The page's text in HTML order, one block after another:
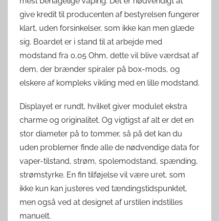
give kredit til producenten af ​​bestyrelsen fungerer
klart, uden forsinkelser, som ikke kan men glæde
sig. Boardet er i stand til at arbejde med
modstand fra 0,05 Ohm, dette vil blive værdsat af
dem, der brænder spiraler på box-mods, og
elskere af kompleks vikling med en lille modstand.
Displayet er rundt, hvilket giver modulet ekstra
charme og originalitet. Og vigtigst af alt er det en
stor diameter på to tommer, så på det kan du
uden problemer finde alle de nødvendige data for
vaper-tilstand, strøm, spolemodstand, spænding,
strømstyrke. En fin tilføjelse vil være uret, som
ikke kun kan justeres ved tændingstidspunktet,
men også ved at designet af urstilen indstilles
manuelt.